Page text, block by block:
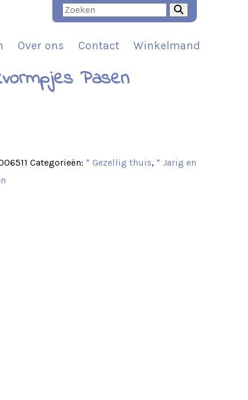
Over ons Contact Winkelmand
Pasen
Categorieën: * Gezellig thuis, * Jarig en